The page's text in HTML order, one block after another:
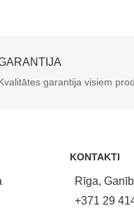
garantija visiem
KONTAKTI
Rīga,
+371 29